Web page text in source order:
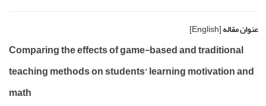
عنوان مقاله[English]
Comparing the effects of game-based and traditional
teaching methods on students’ learning motivation and
math